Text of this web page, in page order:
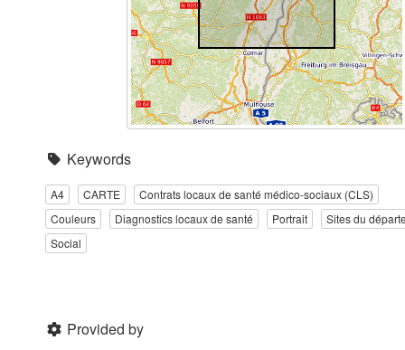
Keywords
A4 CARTE
Contrats locaux de santé médico-sociaux (CLS)
Couleurs
Diagnostics locaux de santé Portrait
Sites du
Social
Provided by